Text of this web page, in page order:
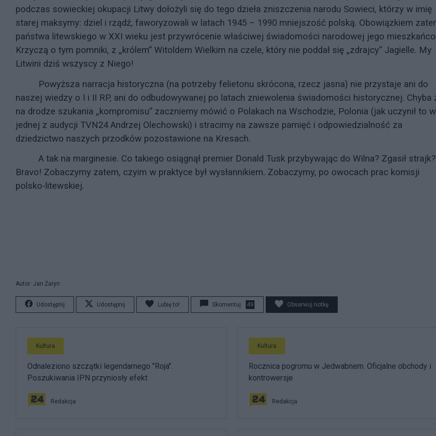
podczas sowieckiej okupacji Litwy dołożyli się do tego dzieła zniszczenia narodu Sowieci, którzy w imię
starej maksymy: dziel i rządź, faworyzowali w latach 1945 – 1990 mniejszość polską. Obowiązkiem
państwa litewskiego w XXI wieku jest przywrócenie właściwej świadomości narodowej jego
Krzyczą o tym pomniki, z „królem” Witoldem Wielkim na czele, który nie poddał się „zdrajcy” Jagielle. My
Litwini dziś wszyscy z Niego!
Powyższa narracja historyczna (na potrzeby felietonu skrócona, rzecz jasna) nie przystaje ani do
naszej wiedzy o I i II RP, ani do odbudowywanej po latach zniewolenia świadomości historycznej. Chyba
na drodze szukania „kompromisu” zaczniemy mówić o Polakach na Wschodzie, Polonia (jak uczynił to w
jednej z audycji TVN24 Andrzej Olechowski) i stracimy na zawsze pamięć i odpowiedzialność za
dziedzictwo naszych przodków pozostawione na Kresach.
A tak na marginesie. Co takiego osiągnął premier Donald Tusk przybywając do Wilna? Zgasił strajk?
Bravo! Zobaczymy zatem, czyim w praktyce był wysłannikiem. Zobaczymy, po owocach prac komisji
polsko-litewskiej.
Autor: Jan Żaryn
Udostępnij Udostępnij Lubię to! Skomentuj 49 Obserwuj notkę
Kultura
Odnaleziono szczątki legendarnego "Roja".
Poszukiwania IPN przyniosły efekt
Redakcja
Kultura
Rocznica pogromu w Jedwabnem. Oficjalne obchody i
kontrowersje
Redakcja